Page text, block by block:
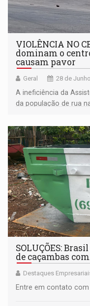
VIOLÊNCIA NO
dominam o
causam pavor
Geral 28 de
A ineficiência da
da população de rua
SOLUÇÕES:
de caçambas
Destaques
Entre em contato